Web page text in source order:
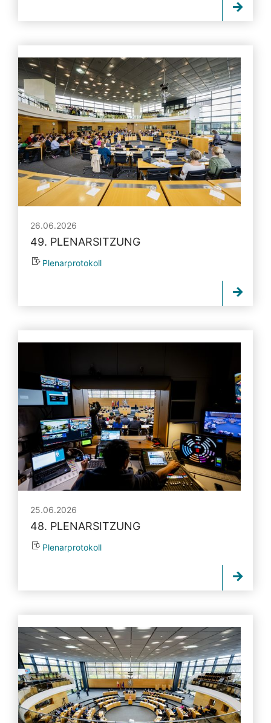
26.06.2026
49. PLENARSITZUNG
Plenarprotokoll
25.06.2026
48. PLENARSITZUNG
Plenarprotokoll